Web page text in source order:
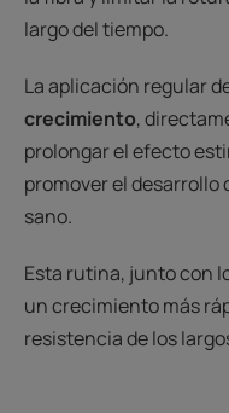
largo del tiempo.
La aplicación regular
crecimiento,
prolongar el efecto
promover el desarrollo
sano.
Esta rutina, junto con
un crecimiento más
resistencia de los